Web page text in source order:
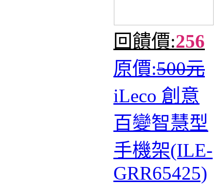
回饋價:256
原價:500元
iLeco 創意
百變智慧型
手機架(ILE-
GRR65425)